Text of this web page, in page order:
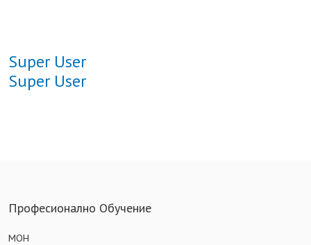
Super User
Super User
Професионално Обучение
МОН